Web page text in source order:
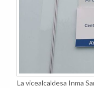
La vicealcaldesa Inma